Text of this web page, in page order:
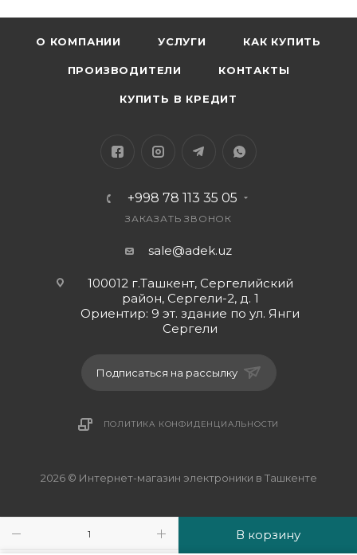
В корзину
поверхность, препятствующую скольжению
пальцев. Места их соединения с кабелем
что значительно продлевает срок службы
аксессуара. Оплетка кабеля, как и корпуса
растяжению и разрыву. Четырехжильный
проводников, гарантирует стабильность процесса
зарядки и скорости передачи данных.
осуществляется через USB – Micro-USB.
Максимальная сила проводимого тока составляет
2.4А. Длина кабеля – 1м.
О КОМПАНИИ УСЛУГИ КАК КУПИТЬ
ПРОИЗВОДИТЕЛИ КОНТАКТЫ
КУПИТЬ В КРЕДИТ
+998 78 113 35 05
ЗАКАЗАТЬ ЗВОНОК
sale@adek.uz
100012 г.Ташкент, Сергелийский
район, Сергели-2, д. 1
Ориентир: 9 эт. здание по ул. Янги
Сергели
Подписаться на рассылку
ПОЛИТИКА КОНФИДЕНЦИАЛЬНОСТИ
2026 © Интернет-магазин электроники в Ташкенте